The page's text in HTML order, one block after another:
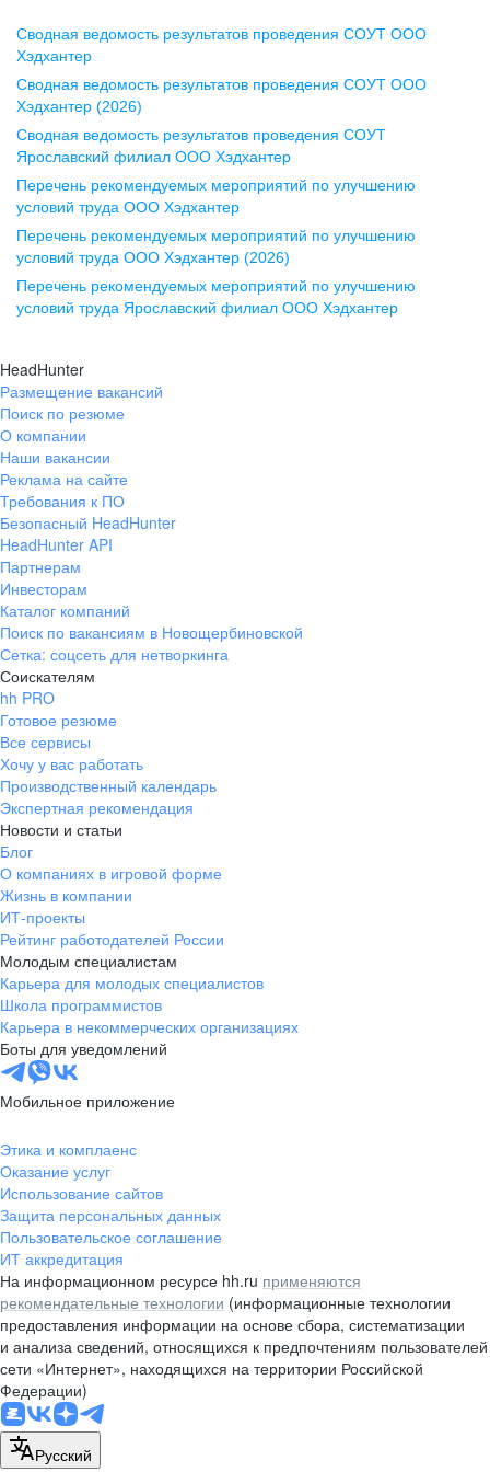
Воронеж
ул. Комиссаржевской, д. 10,
офис 1212
+7 473 280-05-05
pr@vrn.hh.ru
ул. Спартаковская, д. 2А, этаж 3,
помещение 15
+7 843 212-12-50
Екатеринбург
ул. Боевых Дружин, стр. 20,
+7 343 226-79-99
pr@ural.hh.ru
ул. Янковского, д. 169, 7 этаж,
706 каб.
+7 861 205-55-57
pr@krd.hh.ru
Владивосток
пер. Ланинский д. 4, офис 3.4
+7 423 202-33-28
pr@dv.hh.ru
Новосибирск
ул. Большевистская, д. 35,
помещение 21
+7 383 207-94-64
pr@nsk.hh.ru
Минск
пр-т Дзержинского, д. 57,
10 этаж, помещение 45-1
pr@rabota.by
Алматы
пр. Абая, д. 151, БЦ Алатау,
12 этаж, офис 1209
+7 727 232-13-13
pr@headhunter.com.kz
Сводная ведомость результатов проведения СОУТ ООО
Хэдхантер
Сводная ведомость результатов проведения СОУТ ООО
Хэдхантер (2026)
Сводная ведомость результатов проведения СОУТ
Ярославский филиал ООО Хэдхантер
Перечень рекомендуемых мероприятий по улучшению
условий труда ООО Хэдхантер
Перечень рекомендуемых мероприятий по улучшению
условий труда ООО Хэдхантер (2026)
Перечень рекомендуемых мероприятий по улучшению
условий труда Ярославский филиал ООО Хэдхантер
HeadHunter
Размещение вакансий
Поиск по резюме
О компании
Наши вакансии
Реклама на сайте
Требования к ПО
Безопасный HeadHunter
HeadHunter API
Партнерам
Инвесторам
Каталог компаний
Поиск по вакансиям в Новощербиновской
Сетка: соцсеть для нетворкинга
Соискателям
hh PRO
Готовое резюме
Все сервисы
Хочу у вас работать
Производственный календарь
Экспертная рекомендация
Новости и статьи
Блог
О компаниях в игровой форме
Жизнь в компании
ИТ-проекты
Рейтинг работодателей России
Молодым специалистам
Карьера для молодых специалистов
Школа программистов
Карьера в некоммерческих организациях
Боты для уведомлений
Мобильное приложение
Этика и комплаенс
Оказание услуг
Использование сайтов
Защита персональных данных
Пользовательское соглашение
ИТ аккредитация
На информационном ресурсе hh.ru применяются
рекомендательные технологии (информационные технологии
предоставления информации на основе сбора, систематизации
и анализа сведений, относящихся к предпочтениям пользователей
сети «Интернет», находящихся на территории Российской
Федерации)
Русский